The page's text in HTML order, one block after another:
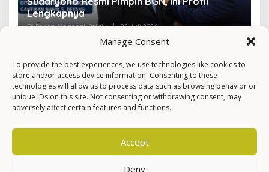
Manage Consent
To provide the best experiences, we use technologies like cookies to
store and/or access device information. Consenting to these
technologies will allow us to process data such as browsing behavior or
unique IDs on this site. Not consenting or withdrawing consent, may
adversely affect certain features and functions.
Accept
Deny
Lengkapnya
Di Berita, Nasional, Politik | 22 Juli 2026 Di